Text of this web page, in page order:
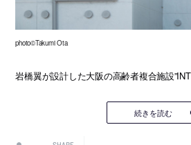
photo©Takumi Ota
岩橋翼が設計した大阪の高齢者複合施設
続きを読む